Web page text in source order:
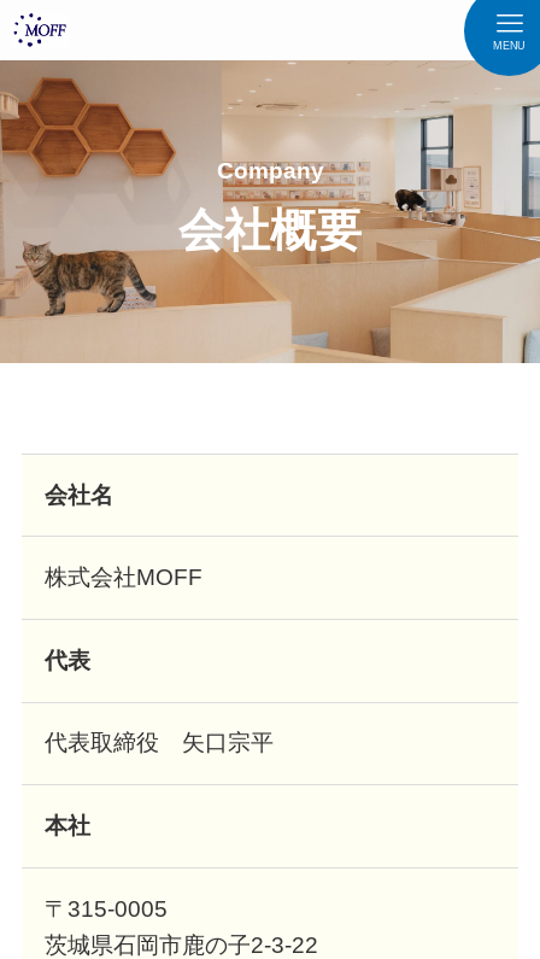
MENU
Company
会社概要
会社名
株式会社MOFF
代表
代表取締役 矢口宗平
本社
〒315-0005
茨城県石岡市鹿の子2-3-22